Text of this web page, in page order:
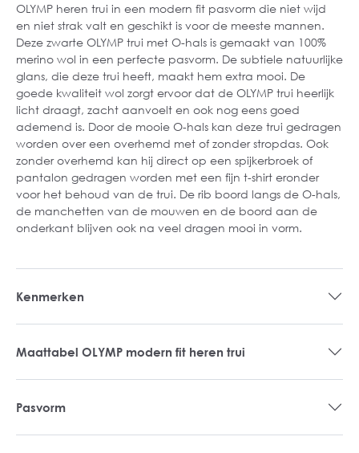
OLYMP heren trui in een modern fit pasvorm die niet wijd
en niet strak valt en geschikt is voor de meeste mannen.
Deze zwarte OLYMP trui met O-hals is gemaakt van 100%
merino wol in een perfecte pasvorm. De subtiele natuurlijke
glans, die deze trui heeft, maakt hem extra mooi. De
goede kwaliteit wol zorgt ervoor dat de OLYMP trui heerlijk
licht draagt, zacht aanvoelt en ook nog eens goed
ademend is. Door de mooie O-hals kan deze trui gedragen
worden over een overhemd met of zonder stropdas. Ook
zonder overhemd kan hij direct op een spijkerbroek of
pantalon gedragen worden met een fijn t-shirt eronder
voor het behoud van de trui. De rib boord langs de O-hals,
de manchetten van de mouwen en de boord aan de
onderkant blijven ook na veel dragen mooi in vorm.
Kenmerken
Maattabel OLYMP modern fit heren trui
Pasvorm